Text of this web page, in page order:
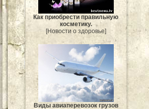
Как приобрести правильную
косметику.
[Новости о здоровье]
Виды авиаперевозок грузов